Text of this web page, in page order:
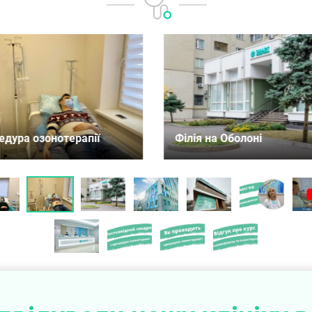
на Оболоні Філія на Либідській